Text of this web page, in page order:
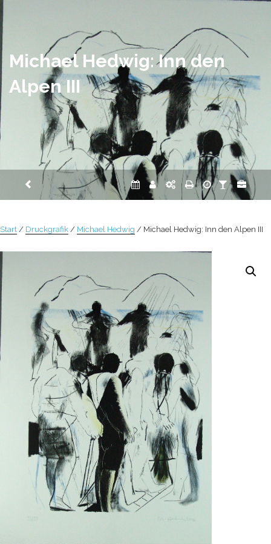
Inhalt
springen
Michael Hedwig: Inn den
Alpen III
Start / Druckgrafik / Michael Hedwig / Michael Hedwig: Inn den Alpen III